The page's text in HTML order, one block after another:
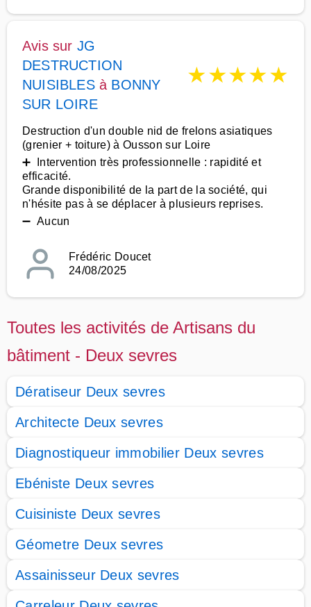
Avis sur JG
DESTRUCTION
NUISIBLESà BONNY
SUR LOIRE
★★★★★
Destruction d'un double nid de frelons asiatiques
(grenier + toiture) à Ousson sur Loire
➕ Intervention très professionnelle : rapidité et
efficacité.
Grande disponibilité de la part de la société, qui
n'hésite pas à se déplacer à plusieurs reprises.
➖ Aucun
Frédéric Doucet
24/08/2025
Toutes les activités de Artisans du
bâtiment - Deux sevres
Dératiseur Deux sevres
Architecte Deux sevres
Diagnostiqueur immobilier Deux sevres
Ebéniste Deux sevres
Cuisiniste Deux sevres
Géometre Deux sevres
Assainisseur Deux sevres